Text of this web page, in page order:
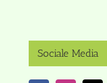
Sociale Media